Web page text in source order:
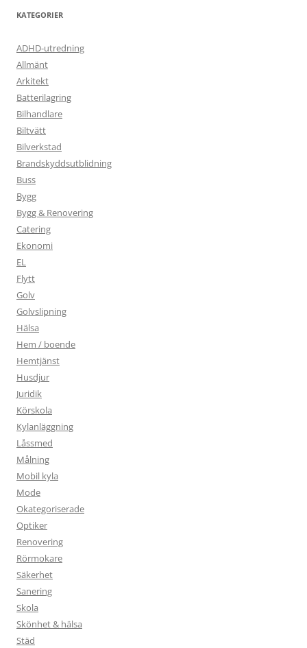
KATEGORIER
ADHD-utredning
Allmänt
Arkitekt
Batterilagring
Bilhandlare
Biltvätt
Bilverkstad
Brandskyddsutblidning
Buss
Bygg
Bygg & Renovering
Catering
Ekonomi
EL
Flytt
Golv
Golvslipning
Hälsa
Hem / boende
Hemtjänst
Husdjur
Juridik
Körskola
Kylanläggning
Låssmed
Målning
Mobil kyla
Mode
Okategoriserade
Optiker
Renovering
Rörmokare
Säkerhet
Sanering
Skola
Skönhet & hälsa
Städ